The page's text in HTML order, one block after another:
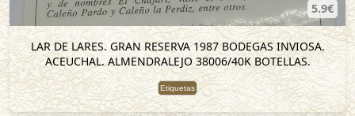
5.9€
LAR DE LARES. GRAN RESERVA 1987 BODEGAS INVIOSA.
ACEUCHAL. ALMENDRALEJO 38006/40K BOTELLAS.
Etiquetas